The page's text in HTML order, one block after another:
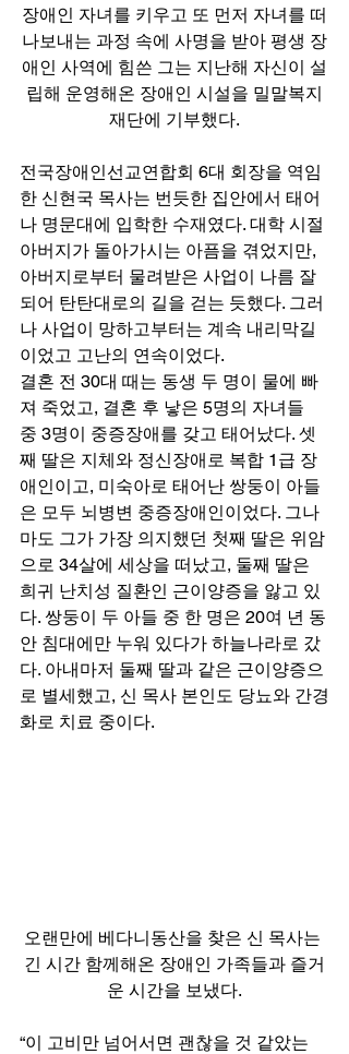
장애인 자녀를 키우고 또 먼저 자녀를 떠
나보내는 과정 속에 사명을 받아 평생 장
애인 사역에 힘쓴 그는 지난해 자신이 설
립해 운영해온 장애인 시설을 밀말복지
재단에 기부했다.
전국장애인선교연합회 6대 회장을 역임
한 신현국 목사는 번듯한 집안에서 태어
나 명문대에 입학한 수재였다. 대학 시절
아버지가 돌아가시는 아픔을 겪었지만,
아버지로부터 물려받은 사업이 나름 잘
되어 탄탄대로의 길을 걷는 듯했다. 그러
나 사업이 망하고부터는 계속 내리막길
이었고 고난의 연속이었다.
결혼 전 30대 때는 동생 두 명이 물에 빠
져 죽었고, 결혼 후 낳은 5명의 자녀들
중 3명이 중증장애를 갖고 태어났다. 셋
째 딸은 지체와 정신장애로 복합 1급 장
애인이고, 미숙아로 태어난 쌍둥이 아들
은 모두 뇌병변 중증장애인이었다. 그나
마도 그가 가장 의지했던 첫째 딸은 위암
으로 34살에 세상을 떠났고, 둘째 딸은
희귀 난치성 질환인 근이양증을 앓고 있
다. 쌍둥이 두 아들 중 한 명은 20여 년 동
안 침대에만 누워 있다가 하늘나라로 갔
다. 아내마저 둘째 딸과 같은 근이양증으
로 별세했고, 신 목사 본인도 당뇨와 간경
화로 치료 중이다.
오랜만에 베다니동산을 찾은 신 목사는
긴 시간 함께해온 장애인 가족들과 즐거
운 시간을 보냈다.
“이 고비만 넘어서면 괜찮을 것 같았는